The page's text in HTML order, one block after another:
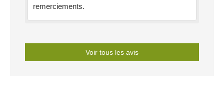
remerciements.
Voir tous les avis